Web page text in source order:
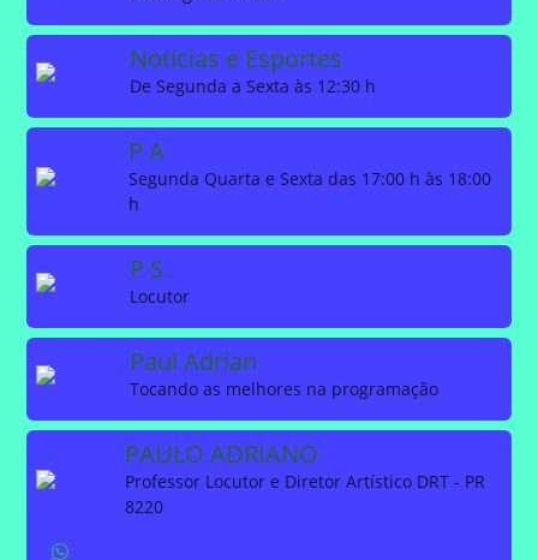
Notícias e Esportes
De Segunda a Sexta às 12:30 h
P A
Segunda Quarta e Sexta das 17:00 h às 18:00
h
P S
Locutor
Paul Adrian
Tocando as melhores na programação
PAULO ADRIANO
Professor Locutor e Diretor Artístico DRT - PR
8220